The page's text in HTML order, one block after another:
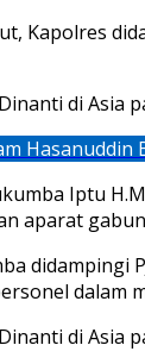
Kapolres
Iptu
aparat
dalam